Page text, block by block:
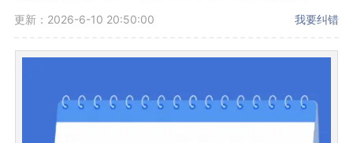
更新：2026-6-10 20:50:00 我要纠错